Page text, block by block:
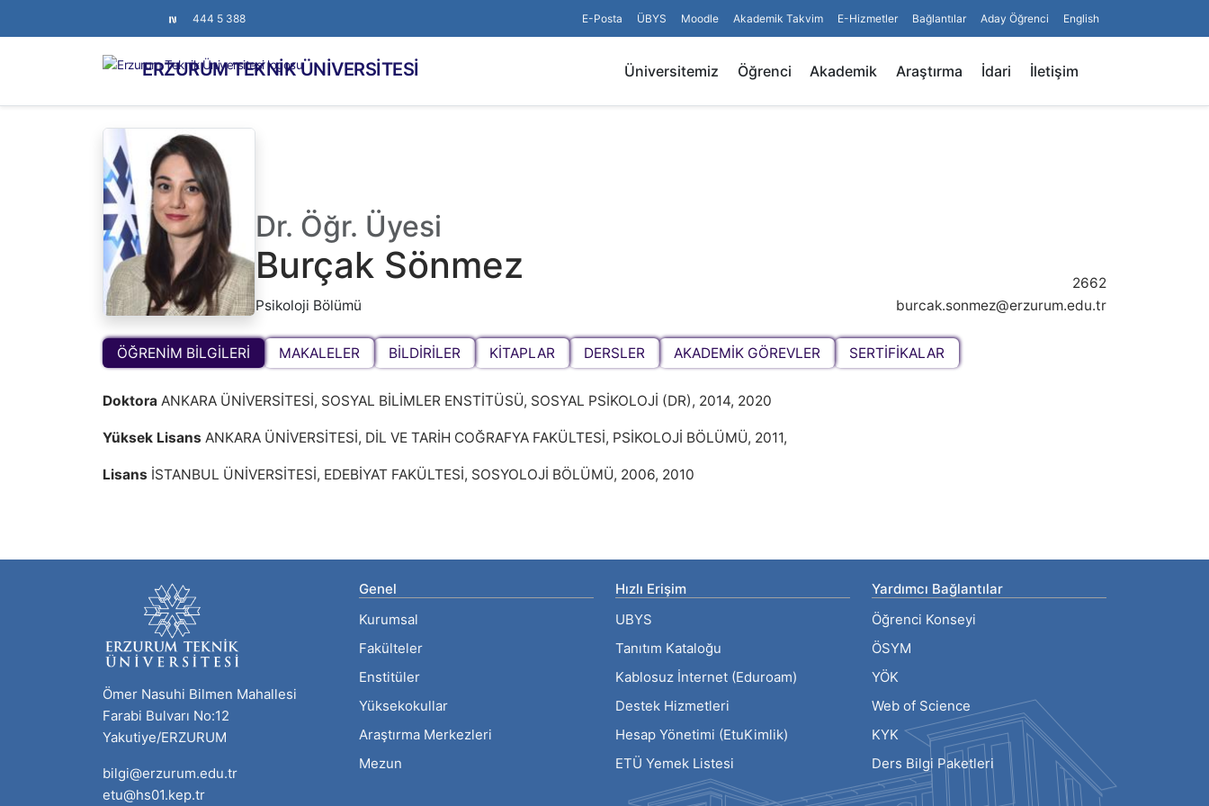
444 5 388 E-Posta ÜBYS Moodle Akademik Takvim E-Hizmetler Bağlantılar Aday Öğrenci English
ERZURUM TEKNİK ÜNİVERSİTESİ Üniversitemiz Öğrenci Akademik Araştırma İdari İletişim
Dr. Öğr. Üyesi
Burçak Sönmez
Psikoloji Bölümü
2662
burcak.sonmez@erzurum.edu.tr
ÖĞRENİM BİLGİLERİ MAKALELER BİLDİRİLER KİTAPLAR DERSLER AKADEMİK GÖREVLER SERTİFİKALAR
Doktora ANKARA ÜNİVERSİTESİ, SOSYAL BİLİMLER ENSTİTÜSÜ, SOSYAL PSİKOLOJİ (DR), 2014, 2020
Yüksek Lisans ANKARA ÜNİVERSİTESİ, DİL VE TARİH COĞRAFYA FAKÜLTESİ, PSİKOLOJİ BÖLÜMÜ, 2011,
Lisans İSTANBUL ÜNİVERSİTESİ, EDEBİYAT FAKÜLTESİ, SOSYOLOJİ BÖLÜMÜ, 2006, 2010
Ömer Nasuhi Bilmen Mahallesi
Farabi Bulvarı No:12
Yakutiye/ERZURUM
bilgi@erzurum.edu.tr
etu@hs01.kep.tr
Genel
Kurumsal
Fakülteler
Enstitüler
Yüksekokullar
Araştırma Merkezleri
Mezun
Hızlı Erişim
UBYS
Tanıtım Kataloğu
Kablosuz İnternet (Eduroam)
Destek Hizmetleri
Hesap Yönetimi (EtuKimlik)
ETÜ Yemek Listesi
Yardımcı Bağlantılar
Öğrenci Konseyi
ÖSYM
YÖK
Web of Science
KYK
Ders Bilgi Paketleri